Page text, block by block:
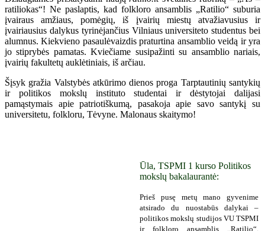
ratiliokas“! Ne paslaptis, kad folkloro ansamblis „Ratilio“ suburia
įvairaus amžiaus, pomėgių, iš įvairių miestų atvažiavusius ir
įvairiausius dalykus tyrinėjančius Vilniaus universiteto studentus bei
alumnus. Kiekvieno pasaulėvaizdis praturtina ansamblio veidą ir yra
jo stiprybės pamatas. Kviečiame susipažinti su ansamblio nariais,
įvairių fakultetų auklėtiniais, iš arčiau.
Šįsyk gražia Valstybės atkūrimo dienos proga Tarptautinių santykių
ir politikos mokslų instituto studentai ir dėstytojai dalijasi
pamąstymais apie patriotiškumą, pasakoja apie savo santykį su
universitetu, folkloru, Tėvyne. Malonaus skaitymo!
Ūla, TSPMI 1 kurso Politikos
mokslų bakalaurantė:
Prieš pusę metų mano gyvenime
atsirado du nuostabūs dalykai –
politikos mokslų studijos VU TSPMI
ir folkloro ansamblis „Ratilio“.